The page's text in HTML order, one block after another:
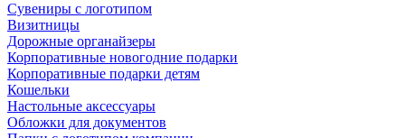
Сувениры с логотипом
Визитницы
Дорожные органайзеры
Корпоративные новогодние подарки
Корпоративные подарки детям
Кошельки
Настольные аксессуары
Обложки для документов